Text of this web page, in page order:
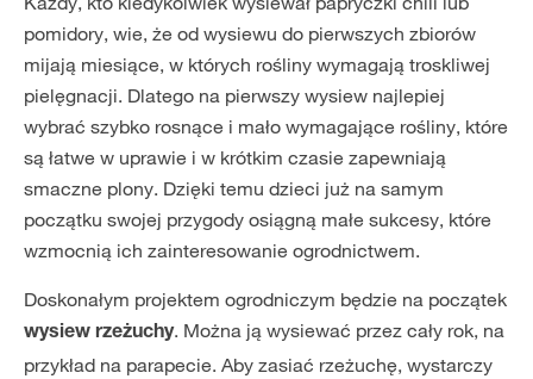
pomidory, wie, że od wysiewu do pierwszych zbiorów
mijają miesiące, w których rośliny wymagają troskliwej
pielęgnacji. Dlatego na pierwszy wysiew najlepiej
wybrać szybko rosnące i mało wymagające rośliny, które
są łatwe w uprawie i w krótkim czasie zapewniają
smaczne plony. Dzięki temu dzieci już na samym
początku swojej przygody osiągną małe sukcesy, które
wzmocnią ich zainteresowanie ogrodnictwem.
Doskonałym projektem ogrodniczym będzie na początek
wysiew rzeżuchy. Można ją wysiewać przez cały rok, na
przykład na parapecie. Aby zasiać rzeżuchę, wystarczy